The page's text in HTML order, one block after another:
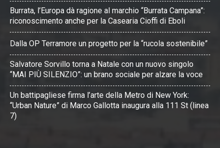
Burrata, l’Europa dà ragione al marchio “Burrata Campana”:
riconoscimento anche per la Casearia Cioffi di Eboli
Dalla OP Terramore un progetto per la “rucola sostenibile”
Salvatore Sorvillo torna a Natale con un nuovo singolo
“MAI PIÙ SILENZIO”: un brano sociale per alzare la voce
Un battipagliese firma l’arte della Metro di New York:
“Urban Nature” di Marco Gallotta inaugura alla 111 St (linea
7)